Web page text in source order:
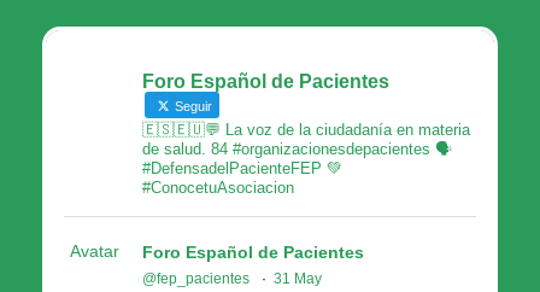
Foro Español de Pacientes
Seguir
🇪🇸🇪🇺💬 La voz de la ciudadanía en materia
de salud. 84 #organizacionesdepacientes 🗣
#DefensadelPacienteFEP 💚
#ConocetuAsociacion
Avatar Foro Español de Pacientes
@fep_pacientes · 31 May